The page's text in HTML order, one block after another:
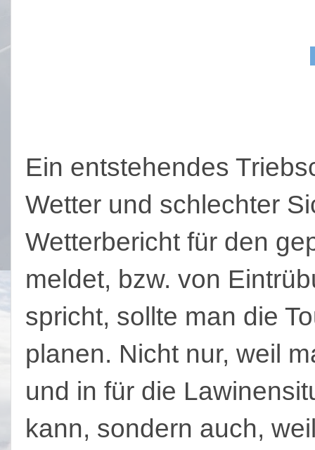
Ein entstehendes
Wetter und schlechter
Wetterbericht für den
meldet, bzw. von
spricht, sollte man die
planen. Nicht nur, weil
und in für die
kann, sondern auch,